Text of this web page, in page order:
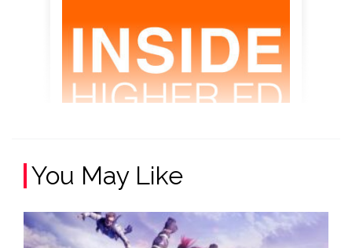
You May Like